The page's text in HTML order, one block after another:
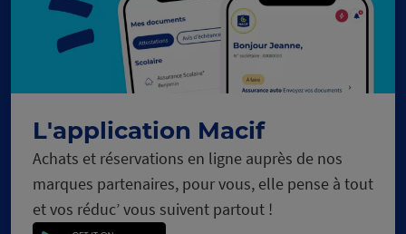
L'application Macif
Achats et réservations en ligne auprès de nos
marques partenaires, pour vous, elle pense à tout
et vos réduc’ vous suivent partout !